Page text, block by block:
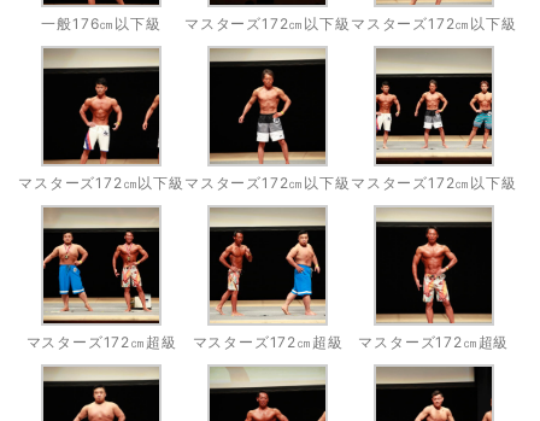
一般176㎝以下級 マスターズ172㎝以下級 マスターズ172㎝以下級
マスターズ172㎝以下級 マスターズ172㎝以下級 マスターズ172㎝以下級
マスターズ172㎝超級 マスターズ172㎝超級 マスターズ172㎝超級